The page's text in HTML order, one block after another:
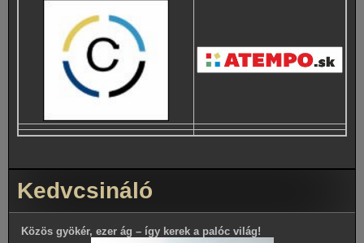
Kedvcsináló
Közös gyökér, ezer ág – így kerek a palóc világ!